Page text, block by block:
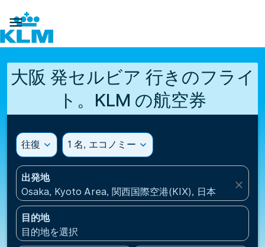

大阪 発セルビア 行きのフライ
ト。KLM の航空券
往復 expand_more 1 名, エコノミー expand_more
出発地
Osaka, Kyoto Area, 関西国際空港(KIX), 日本
close
目的地
目的地を選択